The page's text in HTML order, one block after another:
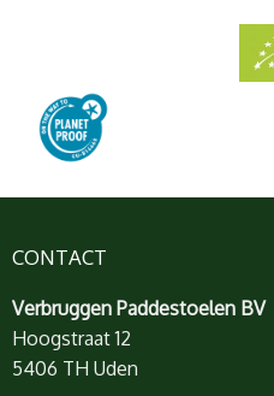
CONTACT
Verbruggen Paddestoelen BV
Hoogstraat 12
5406 TH Uden